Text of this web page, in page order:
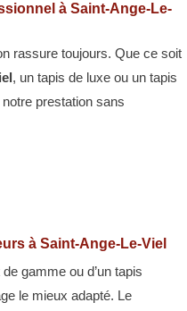
à Saint-Ange-Le-
rassure toujours. Que ce soit
, un tapis de luxe ou un tapis
prestation sans
à Saint-Ange-Le-Viel
gamme ou d’un tapis
le mieux adapté. Le